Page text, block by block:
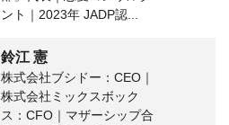
ント｜2023年 JADP認...
鈴江 憲
株式会社ブシドー：CEO｜
株式会社ミックスボック
ス：CFO｜マザーシップ合